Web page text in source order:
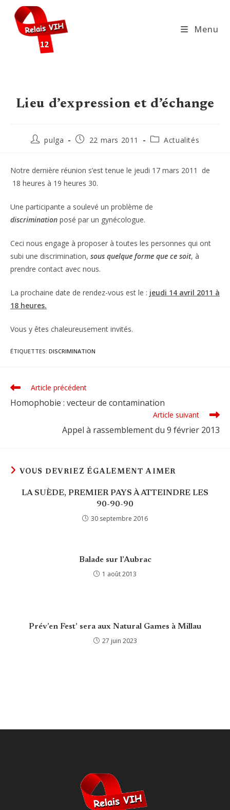
content
Menu
Lieu d’expression et d’échange
Auteur/autrice
publication :
pulga
Publication
22 mars 2011
PostActualités
Notre dernière réunion s’est tenue le jeudi 17 mars 2011 de
18 heures à 19 heures 30.
Une participante a soulevé un problème de
discrimination posé par un gynécologue.
Ceci nous engage à proposer à toutes les personnes qui ont
subi une discrimination, sous quelque forme que ce soit, à
prendre contact avec nous.
La prochaine date de rendez-vous est le : jeudi 14 avril 2011 à
18 heures.
Vous y êtes chaleureusement invités.
ÉTIQUETTES: DISCRIMINATION
Read
articles
Article précédent
Homophobie : vecteur de contamination
Article suivant
Appel à rassemblement du 9 février 2013
VOUS DEVRIEZ ÉGALEMENT AIMER
LA SUÈDE, PREMIER PAYS À ATTEINDRE LES
90-90-90
30 septembre 2016
Balade sur l’Aubrac
1 août 2013
Prév’en Fest’ sera aux Natural Games à Millau
27 juin 2023